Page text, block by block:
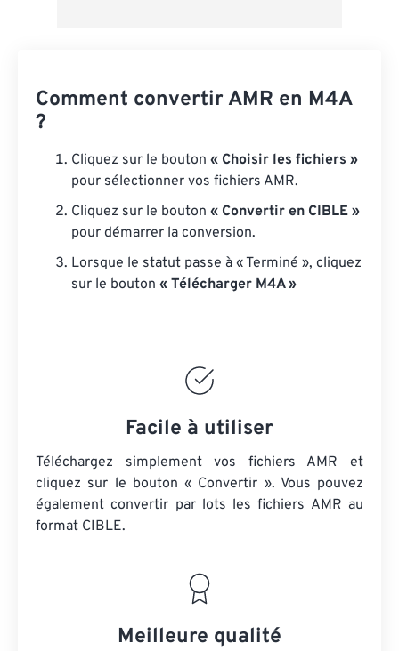
Comment convertir AMR en M4A
?
Cliquez sur le bouton « Choisir les fichiers »
pour sélectionner vos fichiers AMR.
Cliquez sur le bouton « Convertir en CIBLE »
pour démarrer la conversion.
Lorsque le statut passe à « Terminé », cliquez
sur le bouton « Télécharger M4A »
Facile à utiliser
Téléchargez simplement vos fichiers AMR et
cliquez sur le bouton « Convertir ». Vous pouvez
également convertir par lots les fichiers AMR au
format CIBLE.
Meilleure qualité